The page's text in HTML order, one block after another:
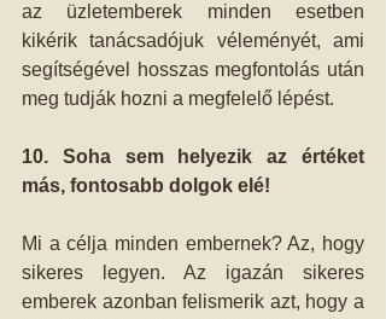
az üzletemberek minden esetben
kikérik tanácsadójuk véleményét, ami
segítségével hosszas megfontolás után
meg tudják hozni a megfelelő lépést.
10. Soha sem helyezik az értéket
más, fontosabb dolgok elé!
Mi a célja minden embernek? Az, hogy
sikeres legyen. Az igazán sikeres
emberek azonban felismerik azt, hogy a